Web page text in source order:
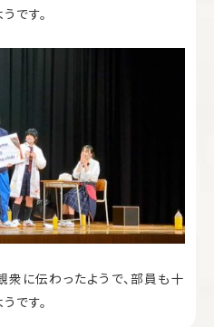
です。
に伝わったようで、部員も十
です。